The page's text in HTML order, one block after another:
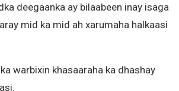
deegaanka ay bilaabeen inay isaga
mid ka mid ah xarumaha halkaasi
warbixin khasaaraha ka dhashay